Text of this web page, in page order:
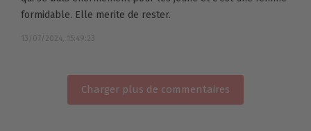
formidable. Elle merite de rester.
13/07/2024, 15:49:23
Charger plus de commentaires